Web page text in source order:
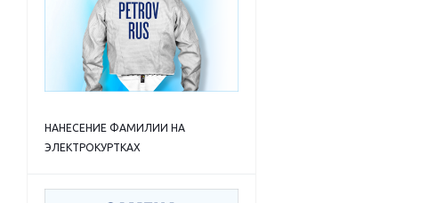
НАНЕСЕНИЕ ФАМИЛИИ НА
ЭЛЕКТРОКУРТКАХ